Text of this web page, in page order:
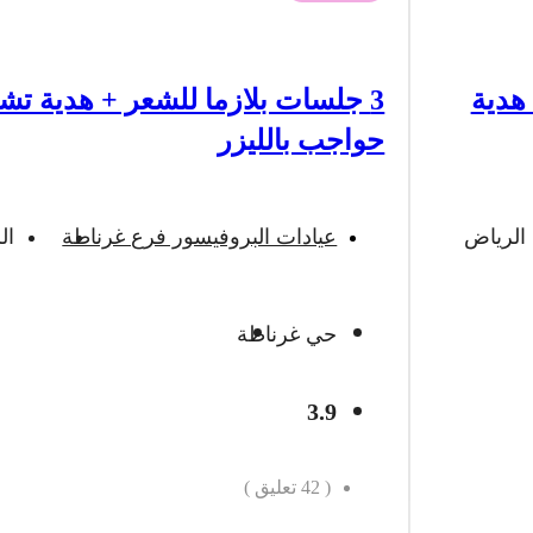
هدية
الرياض
3 جلسات بلازما للشعر + هدية
حواجب بالليزر
عيادات البروفيسور فرع غرناطة
حي غرناطة
3.9
(
42تعليق )